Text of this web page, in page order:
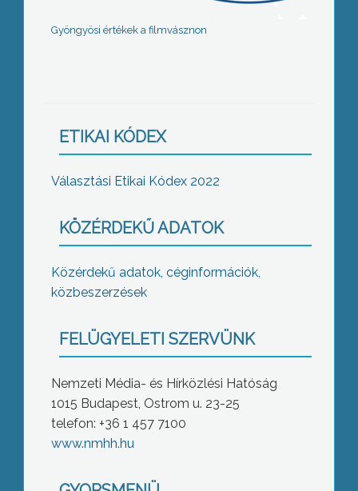
Gyöngyösi értékek a filmvásznon
ETIKAI KÓDEX
Választási Etikai Kódex 2022
KÖZÉRDEKŰ ADATOK
Közérdekű adatok, céginformációk,
közbeszerzések
FELÜGYELETI SZERVÜNK
Nemzeti Média- és Hírközlési Hatóság
1015 Budapest, Ostrom u. 23-25
telefon: +36 1 457 7100
www.nmhh.hu